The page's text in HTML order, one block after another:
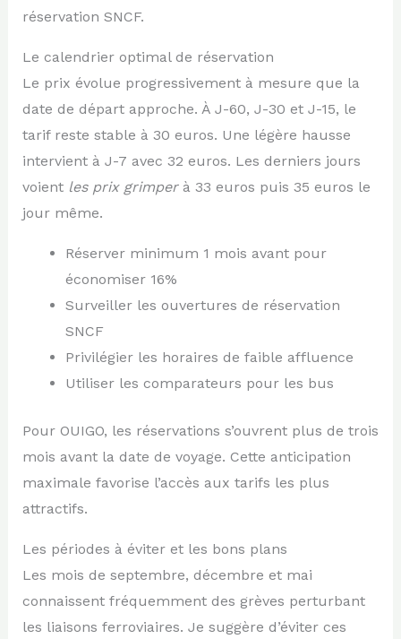
réservation SNCF.
Le calendrier optimal de réservation
Le prix évolue progressivement à mesure que la
date de départ approche. À J-60, J-30 et J-15, le
tarif reste stable à 30 euros. Une légère hausse
intervient à J-7 avec 32 euros. Les derniers jours
voient les prix grimperà 33 euros puis 35 euros le
jour même.
Réserver minimum 1 mois avant pour
économiser 16%
Surveiller les ouvertures de réservation
SNCF
Privilégier les horaires de faible affluence
Utiliser les comparateurs pour les bus
Pour OUIGO, les réservations s’ouvrent plus de trois
mois avant la date de voyage. Cette anticipation
maximale favorise l’accès aux tarifs les plus
attractifs.
Les périodes à éviter et les bons plans
Les mois de septembre, décembre et mai
connaissent fréquemment des grèves perturbant
les liaisons ferroviaires. Je suggère d’éviter ces